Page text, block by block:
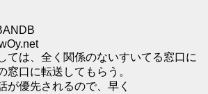
ては、全く関係のないすいてる窓口に
窓口に転送してもらう。
が優先されるので、早く